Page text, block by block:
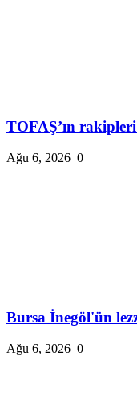
TOFAŞ’ın
Ağu 6, 2026 0
Bursa İnegöl'ün
Ağu 6, 2026 0